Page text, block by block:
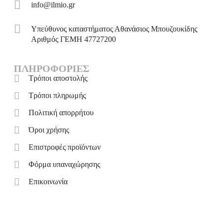
info@ilmio.gr
Υπεύθυνος καταστήματος Αθανάσιος Μπουζουκίδης
Αριθμός ΓΕΜΗ 47727200
ΠΛΗΡΟΦΟΡΊΕΣ
Τρόποι αποστολής
Τρόποι πληρωμής
Πολιτική απορρήτου
Όροι χρήσης
Επιστροφές προϊόντων
Φόρμα υπαναχώρησης
Επικοινωνία